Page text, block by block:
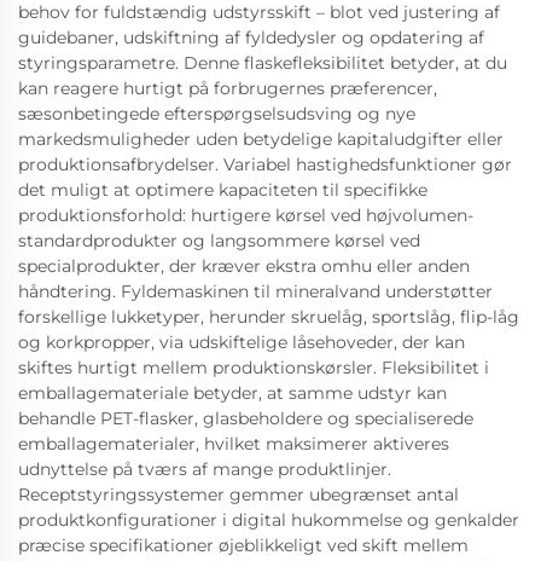
behov for fuldstændig udstyrsskift – blot ved justering af
guidebaner, udskiftning af fyldedysler og opdatering af
styringsparametre. Denne flaskefleksibilitet betyder, at du
kan reagere hurtigt på forbrugernes præferencer,
sæsonbetingede efterspørgselsudsving og nye
markedsmuligheder uden betydelige kapitaludgifter eller
produktionsafbrydelser. Variabel hastighedsfunktioner gør
det muligt at optimere kapaciteten til specifikke
produktionsforhold: hurtigere kørsel ved højvolumen-
standardprodukter og langsommere kørsel ved
specialprodukter, der kræver ekstra omhu eller anden
håndtering. Fyldemaskinen til mineralvand understøtter
forskellige lukketyper, herunder skruelåg, sportslåg, flip-låg
og korkpropper, via udskiftelige låsehoveder, der kan
skiftes hurtigt mellem produktionskørsler. Fleksibilitet i
emballagemateriale betyder, at samme udstyr kan
behandle PET-flasker, glasbeholdere og specialiserede
emballagematerialer, hvilket maksimerer aktiveres
udnyttelse på tværs af mange produktlinjer.
Receptstyringssystemer gemmer ubegrænset antal
produktkonfigurationer i digital hukommelse og genkalder
præcise specifikationer øjeblikkeligt ved skift mellem